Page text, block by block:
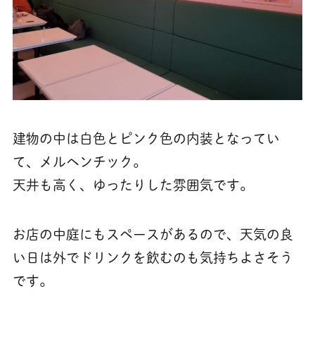
建物の中は白色とピンク色の内装となってい
て、メルヘンチック。
天井も高く、ゆったりした雰囲気です。
お店の中庭にもスペースがあるので、天気の良
い日は外でドリンクを飲むのも気持ちよさそう
です。